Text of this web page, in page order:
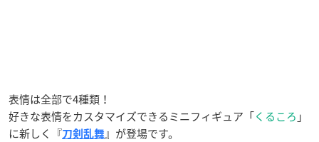
表情は全部で4種類！
好きな表情をカスタマイズできるミニフィギュア「くるころ 」
に新しく『刀剣乱舞』が登場です。